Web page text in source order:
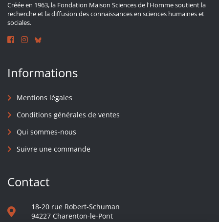
Créée en 1963, la Fondation Maison Sciences de l'Homme soutient la
recherche et la diffusion des connaissances en sciences humaines et
sociales.
Informations
Mentions légales
Conditions générales de ventes
Qui sommes-nous
Suivre une commande
Contact
18-20 rue Robert-Schuman
94227 Charenton-le-Pont